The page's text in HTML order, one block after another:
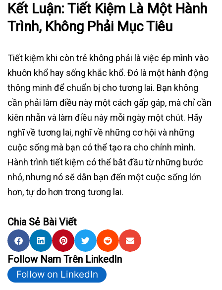
Kết Luận: Tiết Kiệm Là Một Hành
Trình, Không Phải Mục Tiêu
Tiết kiệm khi còn trẻ không phải là việc ép mình vào
khuôn khổ hay sống khắc khổ. Đó là một hành động
thông minh để chuẩn bị cho tương lai. Bạn không
cần phải làm điều này một cách gấp gáp, mà chỉ cần
kiên nhẫn và làm điều này mỗi ngày một chút. Hãy
nghĩ về tương lai, nghĩ về những cơ hội và những
cuộc sống mà bạn có thể tạo ra cho chính mình.
Hành trình tiết kiệm có thể bắt đầu từ những bước
nhỏ, nhưng nó sẽ dẫn bạn đến một cuộc sống lớn
hơn, tự do hơn trong tương lai.
Chia Sẻ Bài Viết
Follow Nam Trên LinkedIn
Follow on LinkedIn